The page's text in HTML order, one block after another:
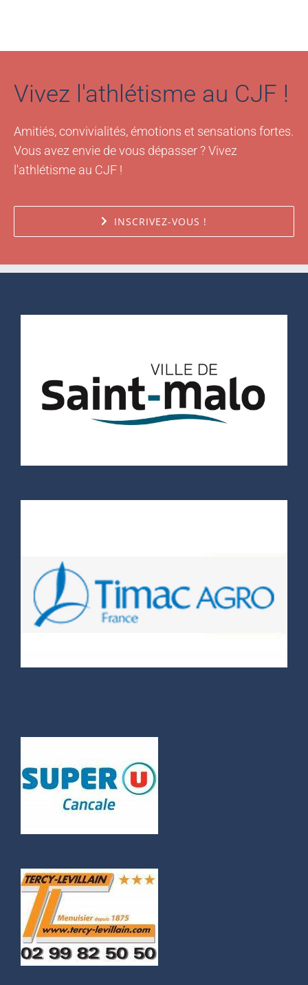
Vivez l'athlétisme au CJF !
Amitiés, convivialités, émotions et sensations fortes.
Vous avez envie de vous dépasser ? Vivez
l'athlétisme au CJF !
INSCRIVEZ-VOUS !